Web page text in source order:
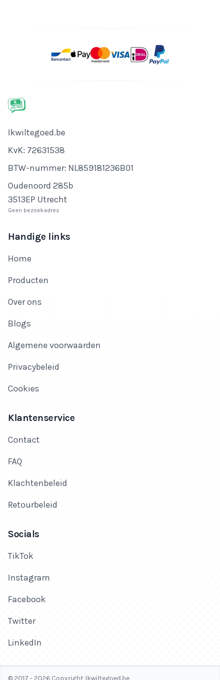
Bedrijfsnaam
Ikwiltegoed.be
KvK-nummer
KvK: 72631538
Btw-nummer
BTW-nummer: NL859181236B01
Adres
Oudenoord 285b
3513EP Utrecht
Geen bezoekadres
Handige links
Home
Producten
Over ons
Blogs
Algemene voorwaarden
Privacybeleid
Cookies
Klantenservice
Contact
FAQ
Klachtenbeleid
Retourbeleid
Socials
TikTok
Instagram
Facebook
Twitter
LinkedIn
© 2017 - 2026 Copyright Ikwiltegoed.be